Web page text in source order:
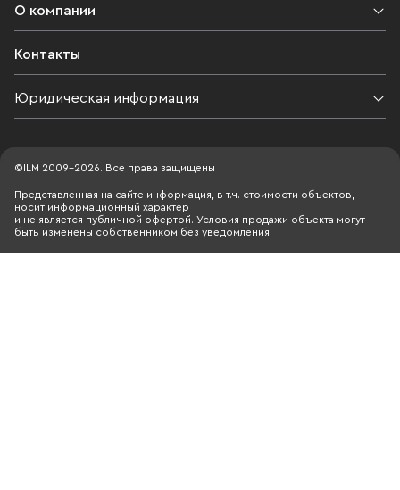
О компании
Контакты
Юридическая информация
©ILM 2009-2026. Все права защищены
Представленная на сайте информация, в т.ч. стоимости объектов,
носит информационный характер
и не является публичной офертой. Условия продажи объекта могут
быть изменены собственником без уведомления